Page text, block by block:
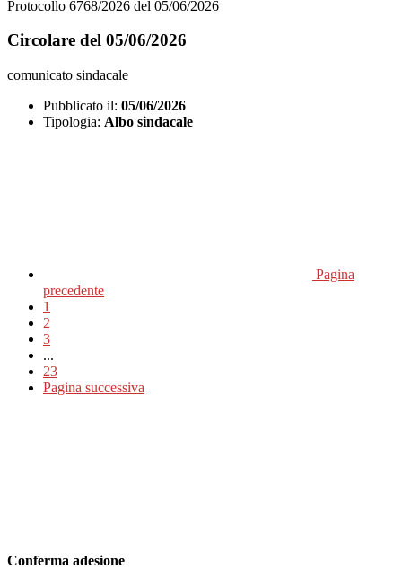
Protocollo 6768/2026 del 05/06/2026
Circolare del 05/06/2026
comunicato sindacale
Pubblicato il: 05/06/2026
Tipologia: Albo sindacale
Pagina
precedente
1
2
3
...
23
Pagina successiva
Conferma adesione